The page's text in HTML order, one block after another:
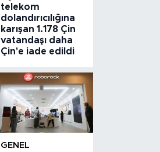
telekom
dolandırıcılığına
karışan 1.178 Çin
vatandaşı daha
Çin'e iade edildi
GENEL